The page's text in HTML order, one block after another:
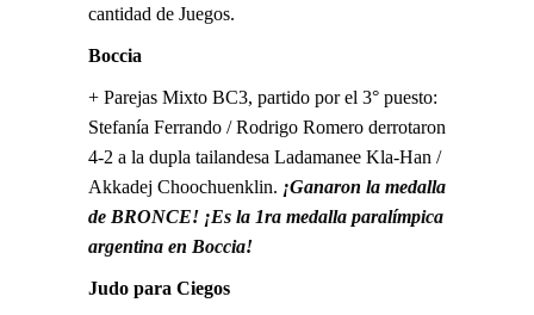
cantidad de Juegos.
Boccia
+ Parejas Mixto BC3, partido por el 3° puesto:
Stefanía Ferrando / Rodrigo Romero derrotaron
4-2 a la dupla tailandesa Ladamanee Kla-Han /
Akkadej Choochuenklin. ¡Ganaron la medalla
de BRONCE! ¡Es la 1ra medalla paralímpica
argentina en Boccia!
Judo para Ciegos